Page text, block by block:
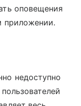
оповещения
приложении.
недоступно